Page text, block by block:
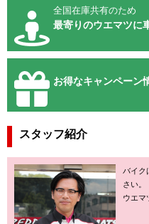
全国在庫共有のため
最寄りのウエマツに
お得なキャンペーン
スタッフ紹介
バイク
さい。
ウエマ